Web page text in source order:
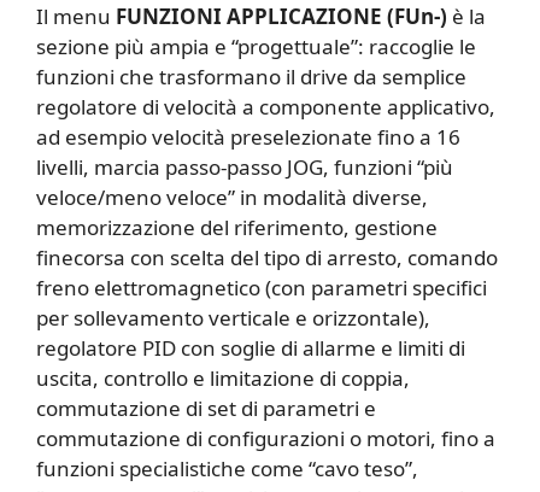
Il menu FUNZIONI APPLICAZIONE (FUn-) è la
sezione più ampia e “progettuale”: raccoglie le
funzioni che trasformano il drive da semplice
regolatore di velocità a componente applicativo,
ad esempio velocità preselezionate fino a 16
livelli, marcia passo-passo JOG, funzioni “più
veloce/meno veloce” in modalità diverse,
memorizzazione del riferimento, gestione
finecorsa con scelta del tipo di arresto, comando
freno elettromagnetico (con parametri specifici
per sollevamento verticale e orizzontale),
regolatore PID con soglie di allarme e limiti di
uscita, controllo e limitazione di coppia,
commutazione di set di parametri e
commutazione di configurazioni o motori, fino a
funzioni specialistiche come “cavo teso”,